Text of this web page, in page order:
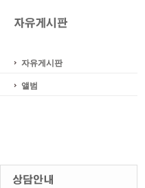
자유게시판
앨범